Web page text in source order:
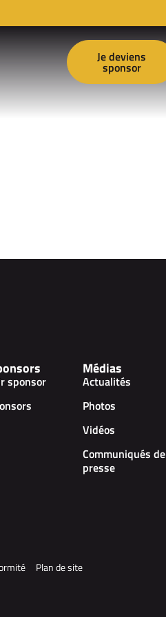
Je deviens
sponsor
sponsor
Médias
Actualités
Photos
Vidéos
Communiqués de
presse
Plan de site